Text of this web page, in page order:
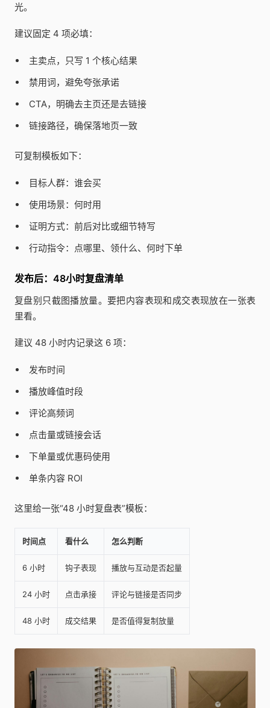
光。
建议固定 4 项必填：
主卖点，只写 1 个核心结果
禁用词，避免夸张承诺
CTA，明确去主页还是去链接
链接路径，确保落地页一致
可复制模板如下：
目标人群：谁会买
使用场景：何时用
证明方式：前后对比或细节特写
行动指令：点哪里、领什么、何时下单
发布后：48小时复盘清单
复盘别只截图播放量。要把内容表现和成交表现放在一张表
里看。
建议 48 小时内记录这 6 项：
发布时间
播放峰值时段
评论高频词
点击量或链接会话
下单量或优惠码使用
单条内容 ROI
这里给一张“48 小时复盘表”模板：
时间点 看什么 怎么判断
6 小时 钩子表现 播放与互动是否起量
24 小时 点击承接 评论与链接是否同步
48 小时 成交结果 是否值得复制放量